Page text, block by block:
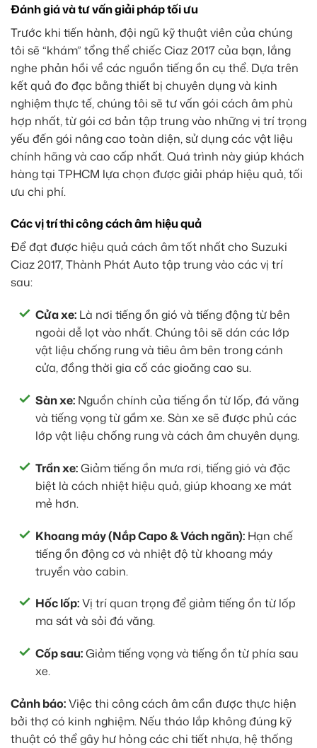
Đánh giá và tư vấn giải pháp tối ưu
Trước khi tiến hành, đội ngũ kỹ thuật viên của chúng
tôi sẽ “khám” tổng thể chiếc Ciaz 2017 của bạn, lắng
nghe phản hồi về các nguồn tiếng ồn cụ thể. Dựa trên
kết quả đo đạc bằng thiết bị chuyên dụng và kinh
nghiệm thực tế, chúng tôi sẽ tư vấn gói cách âm phù
hợp nhất, từ gói cơ bản tập trung vào những vị trí trọng
yếu đến gói nâng cao toàn diện, sử dụng các vật liệu
chính hãng và cao cấp nhất. Quá trình này giúp khách
hàng tại TPHCM lựa chọn được giải pháp hiệu quả, tối
ưu chi phí.
Các vị trí thi công cách âm hiệu quả
Để đạt được hiệu quả cách âm tốt nhất cho Suzuki
Ciaz 2017, Thành Phát Auto tập trung vào các vị trí
sau:
Cửa xe: Là nơi tiếng ồn gió và tiếng động từ bên
ngoài dễ lọt vào nhất. Chúng tôi sẽ dán các lớp
vật liệu chống rung và tiêu âm bên trong cánh
cửa, đồng thời gia cố các gioăng cao su.
Sàn xe: Nguồn chính của tiếng ồn từ lốp, đá văng
và tiếng vọng từ gầm xe. Sàn xe sẽ được phủ các
lớp vật liệu chống rung và cách âm chuyên dụng.
Trần xe:Giảm tiếng ồn mưa rơi, tiếng gió và đặc
biệt là cách nhiệt hiệu quả, giúp khoang xe mát
mẻ hơn.
Khoang máy (Nắp Capo & Vách ngăn): Hạn chế
tiếng ồn động cơ và nhiệt độ từ khoang máy
truyền vào cabin.
Hốc lốp:Vị trí quan trọng để giảm tiếng ồn từ lốp
ma sát và sỏi đá văng.
Cốp sau:Giảm tiếng vọng và tiếng ồn từ phía sau
xe.
Cảnh báo:Việc thi công cách âm cần được thực hiện
bởi thợ có kinh nghiệm. Nếu tháo lắp không đúng kỹ
thuật có thể gây hư hỏng các chi tiết nhựa, hệ thống